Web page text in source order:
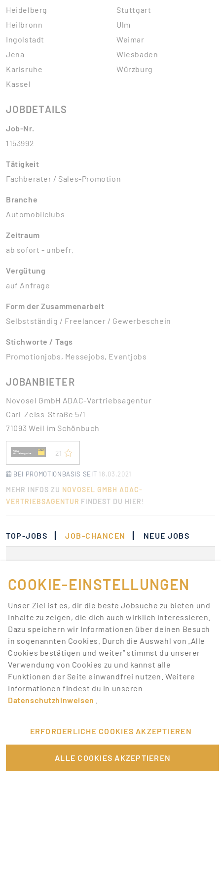
Heidelberg
Heilbronn
Ingolstadt
Jena
Karlsruhe
Kassel
Stuttgart
Ulm
Weimar
Wiesbaden
Würzburg
JOBDETAILS
Job-Nr.
1153992
Tätigkeit
Fachberater / Sales-Promotion
Branche
Automobilclubs
Zeitraum
ab sofort - unbefr.
Vergütung
auf Anfrage
Form der Zusammenarbeit
Selbstständig / Freelancer / Gewerbeschein
Stichworte / Tags
Promotionjobs, Messejobs, Eventjobs
JOBANBIETER
Novosel GmbH ADAC-Vertriebsagentur
Carl-Zeiss-Straße 5/1
71093 Weil im Schönbuch
21
BEI PROMOTIONBASIS SEIT 18.03.2021
MEHR INFOS ZU NOVOSEL GMBH ADAC-
VERTRIEBSAGENTUR FINDEST DU HIER!
TOP-JOBS | JOB-CHANCEN | NEUE JOBS
Jobs, die deinen
Suchkriterien
entsprechen.
Lass dich über neue Job-Chancen zu deiner Suche
mit Job-Alerts automatisch informieren!
JOB-ALERT ERSTELLEN
COOKIE-EINSTELLUNGEN
Unser Ziel ist es, dir die beste Jobsuche zu bieten und
Inhalte zu zeigen, die dich auch wirklich interessieren.
Dazu speichern wir Informationen über deinen Besuch
in sogenannten Cookies. Durch die Auswahl von „Alle
Cookies bestätigen und weiter“ stimmst du unserer
Verwendung von Cookies zu und kannst alle
Funktionen der Seite einwandfrei nutzen. Weitere
Informationen findest du in unseren
Datenschutzhinweisen
ERFORDERLICHE COOKIES AKZEPTIEREN
ALLE COOKIES AKZEPTIEREN